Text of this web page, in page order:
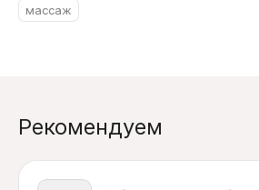
массаж
Рекомендуем